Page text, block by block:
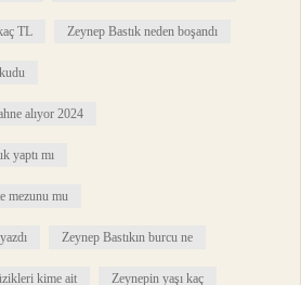
TL Zeynep Bastık neden boşandı
alıyor 2024
yaptı mı
mezunu mu
Zeynep Bastıkın burcu ne
kime ait Zeynepin yaşı kaç